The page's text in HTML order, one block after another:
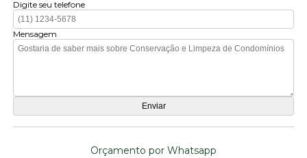
Digite seu telefone
Mensagem
Orçamento por Whatsapp